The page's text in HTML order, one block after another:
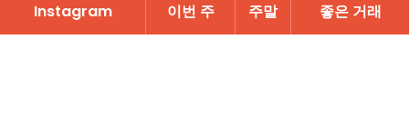
Instagram 이번 주 주말 좋은 거래